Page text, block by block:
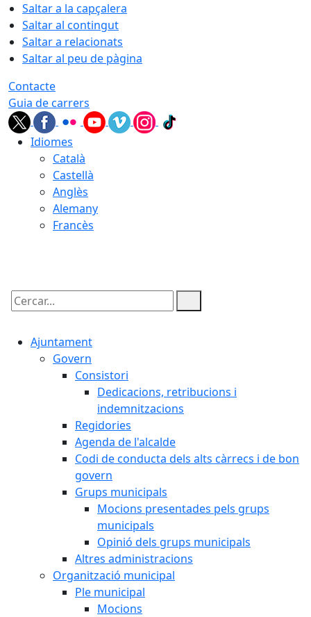
Saltar a la capçalera
Saltar al contingut
Saltar a relacionats
Saltar al peu de pàgina
Contacte
Guia de carrers
Idiomes
Català
Castellà
Anglès
Alemany
Francès
Cercar:
Ajuntament
Govern
Consistori
Dedicacions, retribucions i
indemnitzacions
Regidories
Agenda de l'alcalde
Codi de conducta dels alts càrrecs i de bon
govern
Grups municipals
Mocions presentades pels grups
municipals
Opinió dels grups municipals
Altres administracions
Organització municipal
Ple municipal
Mocions